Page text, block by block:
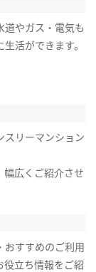
道やガス・電気も
活ができます。
スリーマンション
幅広くご紹介させ
おすすめのご利用
立ち情報をご紹